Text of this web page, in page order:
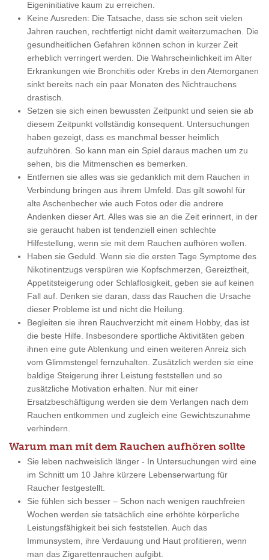
Eigeninitiative kaum zu erreichen.
Keine Ausreden: Die Tatsache, dass sie schon seit vielen
Jahren rauchen, rechtfertigt nicht damit weiterzumachen. Die
gesundheitlichen Gefahren können schon in kurzer Zeit
erheblich verringert werden. Die Wahrscheinlichkeit im Alter
Erkrankungen wie Bronchitis oder Krebs in den Atemorganen
sinkt bereits nach ein paar Monaten des Nichtrauchens
drastisch.
Setzen sie sich einen bewussten Zeitpunkt und seien sie ab
diesem Zeitpunkt vollständig konsequent. Untersuchungen
haben gezeigt, dass es manchmal besser heimlich
aufzuhören. So kann man ein Spiel daraus machen um zu
sehen, bis die Mitmenschen es bemerken.
Entfernen sie alles was sie gedanklich mit dem Rauchen in
Verbindung bringen aus ihrem Umfeld. Das gilt sowohl für
alte Aschenbecher wie auch Fotos oder die andrere
Andenken dieser Art. Alles was sie an die Zeit erinnert, in der
sie geraucht haben ist tendenziell einen schlechte
Hilfestellung, wenn sie mit dem Rauchen aufhören wollen.
Haben sie Geduld. Wenn sie die ersten Tage Symptome des
Nikotinentzugs verspüren wie Kopfschmerzen, Gereiztheit,
Appetitsteigerung oder Schlaflosigkeit, geben sie auf keinen
Fall auf. Denken sie daran, dass das Rauchen die Ursache
dieser Probleme ist und nicht die Heilung.
Begleiten sie ihren Rauchverzicht mit einem Hobby, das ist
die beste Hilfe. Insbesondere sportliche Aktivitäten geben
ihnen eine gute Ablenkung und einen weiteren Anreiz sich
vom Glimmstengel fernzuhalten. Zusätzlich werden sie eine
baldige Steigerung ihrer Leistung feststellen und so
zusätzliche Motivation erhalten. Nur mit einer
Ersatzbeschäftigung werden sie dem Verlangen nach dem
Rauchen entkommen und zugleich eine Gewichtszunahme
verhindern.
Warum man mit dem Rauchen aufhören sollte
Sie leben nachweislich länger - In Untersuchungen wird eine
im Schnitt um 10 Jahre kürzere Lebenserwartung für
Raucher festgestellt.
Sie fühlen sich besser – Schon nach wenigen rauchfreien
Wochen werden sie tatsächlich eine erhöhte körperliche
Leistungsfähigkeit bei sich feststellen. Auch das
Immunsystem, ihre Verdauung und Haut profitieren, wenn
man das Zigarettenrauchen aufgibt.